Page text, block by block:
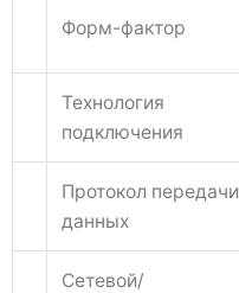
Форм-фактор
Технология
подключения
Протокол передачи
данных
Сетевой/